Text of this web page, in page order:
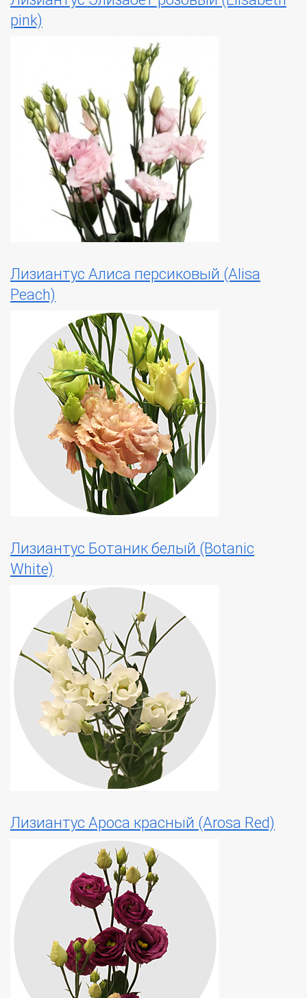
pink)
Лизиантус Алиса персиковый (Alisa
Peach)
Лизиантус Ботаник белый (Botanic
White)
Лизиантус Ароса красный (Arosa Red)